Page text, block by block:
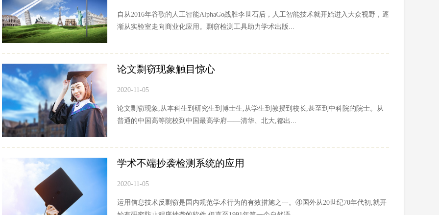
自从2016年谷歌的人工智能AlphaGo战胜李世石后，人工智能技术就开始进入大众视野，逐
渐从实验室走向商业化应用。剽窃检测工具助力学术出版...
论文剽窃现象触目惊心
2020-11-05
论文剽窃现象,从本科生到研究生到博士生,从学生到教授到校长,甚至到中科院的院士。从
普通的中国高等院校到中国最高学府——清华、北大,都出...
学术不端抄袭检测系统的应用
2020-11-05
运用信息技术反剽窃是国内规范学术行为的有效措施之一。④国外从20世纪70年代初,就开